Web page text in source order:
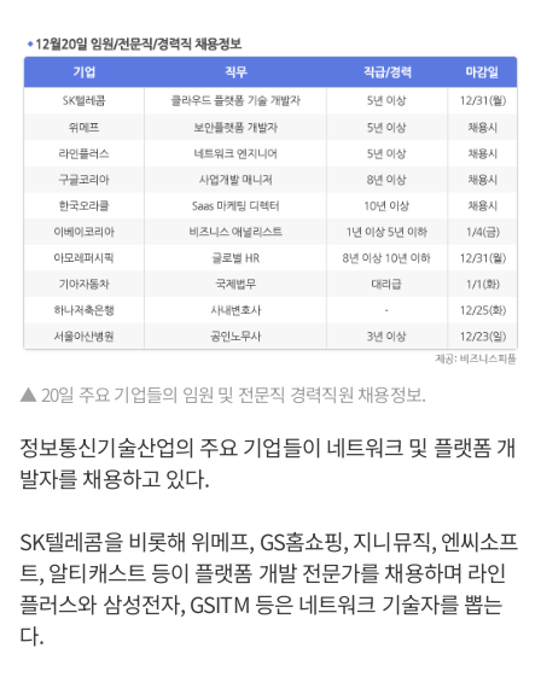
▲ 20일 주요 기업들의 임원 및 전문직 경력직원 채용정보.
정보통신기술산업의 주요 기업들이 네트워크 및 플랫폼 개
발자를 채용하고 있다.
SK텔레콤을 비롯해 위메프, GS홈쇼핑, 지니뮤직, 엔씨소프
트, 알티캐스트 등이 플랫폼 개발 전문가를 채용하며 라인
플러스와 삼성전자, GSITM 등은 네트워크 기술자를 뽑는
다.